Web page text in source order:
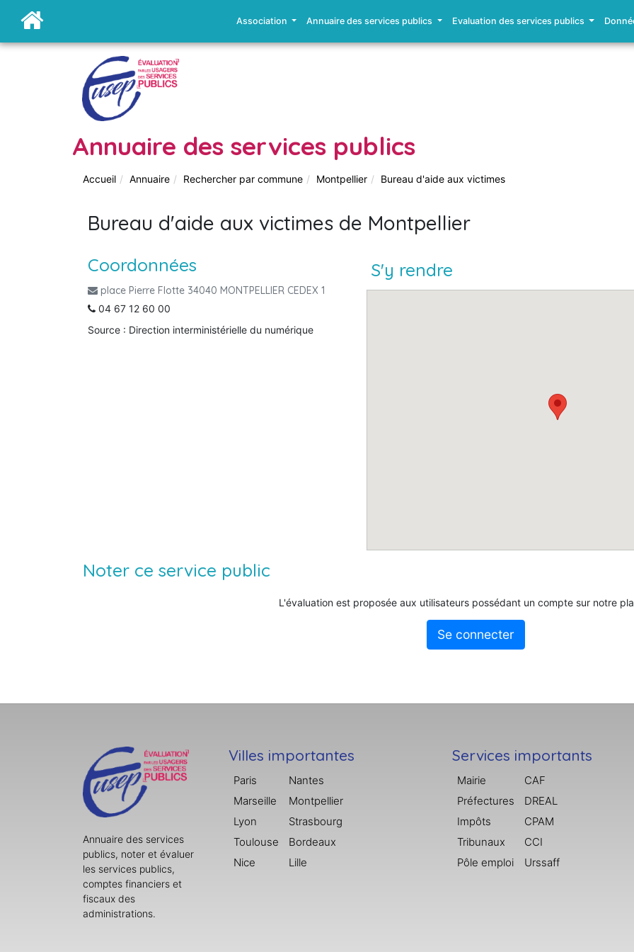
Association Annuaire des services publics Evaluation des services publics
Annuaire des services publics
Accueil Annuaire Rechercher par commune Montpellier Bureau d'aide aux victimes
Bureau d'aide aux victimes de Montpellier
Coordonnées
place Pierre Flotte 34040 MONTPELLIER CEDEX 1
04 67 12 60 00
Source : Direction interministérielle du numérique
S'y rendre
Noter ce service public
L'évaluation est proposée aux utilisateurs possédant un compte sur notre
Se connecter
Annuaire des services
publics, noter et évaluer
les services publics,
comptes financiers et
fiscaux des
administrations.
Villes importantes
Paris
Marseille
Lyon
Toulouse
Nice
Nantes
Montpellier
Strasbourg
Bordeaux
Lille
Services importants
Mairie
Préfectures
Impôts
Tribunaux
Pôle emploi
CAF
DREAL
CPAM
CCI
Urssaff